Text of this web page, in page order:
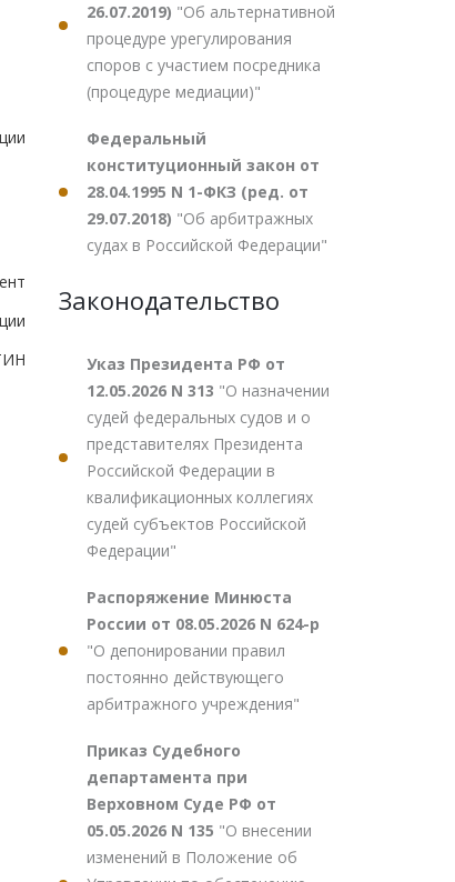
26.07.2019) "Об альтернативной
процедуре урегулирования
споров с участием посредника
(процедуре медиации)"
Федеральный
конституционный закон от
28.04.1995 N 1-ФКЗ (ред. от
29.07.2018) "Об арбитражных
судах в Российской Федерации"
Законодательство
Указ Президента РФ от
12.05.2026 N 313 "О назначении
судей федеральных судов и о
представителях Президента
Российской Федерации в
квалификационных коллегиях
судей субъектов Российской
Федерации"
Распоряжение Минюста
России от 08.05.2026 N 624-р
"О депонировании правил
постоянно действующего
арбитражного учреждения"
Приказ Судебного
департамента при
Верховном Суде РФ от
05.05.2026 N 135 "О внесении
изменений в Положение об